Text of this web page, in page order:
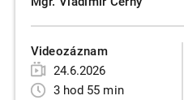
Videozáznam
24.6.2026
3 hod 55 min